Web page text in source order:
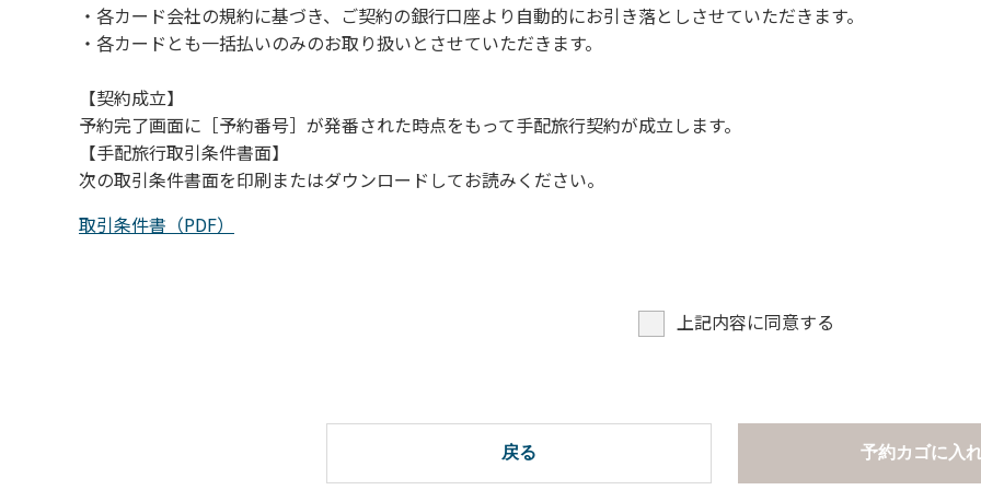
（４）キャンプ場の管理者や地元住民から川についての注意や警告があった場合は素直に耳を傾け、指示に従
・各カード会社の規約に基づき、ご契約の銀行口座より自動的にお引き落としさせていただきます。
・各カードとも一括払いのみのお取り扱いとさせていただきます。
【契約成立】
予約完了画面に［予約番号］が発番された時点をもって手配旅行契約が成立します。
【手配旅行取引条件書面】
次の取引条件書面を印刷またはダウンロードしてお読みください。
取引条件書（PDF）
上記内容に同意する
戻る 予約カゴに入